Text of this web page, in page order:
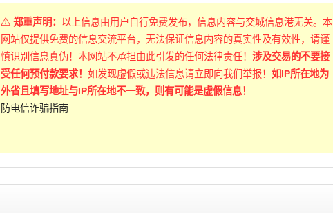
郑重声明： 以上信息由用户自行免费发布，信息内容与交城信息港无关。本
网站仅提供免费的信息交流平台，无法保证信息内容的真实性及有效性，请谨
慎识别信息真伪！本网站不承担由此引发的任何法律责任！ 涉及交易的不要接
受任何预付款要求！ 如发现虚假或违法信息请立即向我们举报！ 如IP所在地为
外省且填写地址与IP所在地不一致，则有可能是虚假信息！
防电信诈骗指南